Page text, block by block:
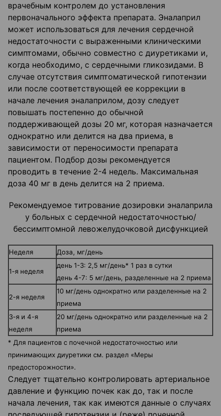
врачебным контролем до установления
первоначального эффекта препарата. Эналаприл
может использоваться для лечения сердечной
недостаточности с выраженными клиническими
симптомами, обычно совместно с диуретиками и,
когда необходимо, с сердечными гликозидами. В
случае отсутствия симптоматической гипотензии
или после соответствующей ее коррекции в
начале лечения эналаприлом, дозу следует
повышать постепенно до обычной
поддерживающей дозы 20 мг, которая назначается
однократно или делится на два приема, в
зависимости от переносимости препарата
пациентом. Подбор дозы рекомендуется
проводить в течение 2-4 недель. Максимальная
доза 40 мг в день делится на 2 приема.
Рекомендуемое титрование дозировки эналаприла
у больных с сердечной недостаточностью/
бессимптомной левожелудочковой дисфункцией
Неделя Доза, мг/день
1-я неделя
день 1-3: 2,5 мг/день* 1 раз в сутки
день 4-7: 5 мг/день, разделенные на 2 приема
2-я неделя
10 мг/день однократно или разделенные на 2
приема
3-я и 4-я
неделя
20 мг/день однократно или разделенные на 2
приема
* Для пациентов с почечной недостаточностью или
принимающих диуретики см. раздел «Меры
предосторожности».
Следует тщательно контролировать артериальное
давление и функцию почек как до, так и после
начала лечения, так как имеются данные о случаях